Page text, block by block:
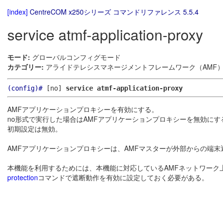
[index] CentreCOM x250シリーズ コマンドリファレンス 5.5.4
service atmf-application-proxy
モード: グローバルコンフィグモード
カテゴリー: アライドテレシスマネージメントフレームワーク（AMF
(config)#[no] service atmf-application-proxy
AMFアプリケーションプロキシーを有効にする。
no形式で実行した場合はAMFアプリケーションプロキシーを無効にす
初期設定は無効。
AMFアプリケーションプロキシーは、AMFマスターが外部からの端
本機能を利用するためには、本機能に対応しているAMFネットワー
protectionコマンドで遮断動作を有効に設定しておく必要がある。